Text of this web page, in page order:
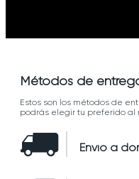
Métodos de
Estos son los métodos de
podrás elegir tu preferido al
Envío a